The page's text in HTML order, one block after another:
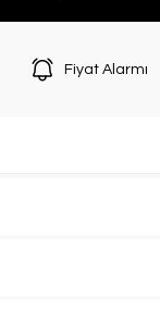
Fiyat Alarmı